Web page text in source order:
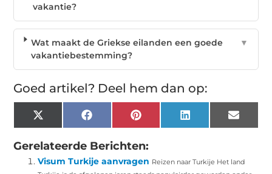
vakantie?
Wat maakt de Griekse eilanden een goede
vakantiebestemming?
▼
Goed artikel? Deel hem dan op:
X
(Twitter)
Facebook Pinterest LinkedIn Email
Gerelateerde Berichten:
Visum Turkije aanvragen Reizen naar Turkije Het land